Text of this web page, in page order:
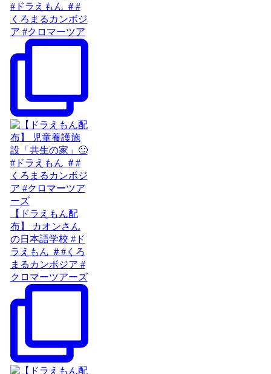
#ドラえもん ＃#
くろまるカンボジ
ア #クロマーツア
【ドラえもん配
布】 カオンさん
の日本語学校 #ド
ラえもん ＃#くろ
まるカンボジア #
クロマーツアーズ